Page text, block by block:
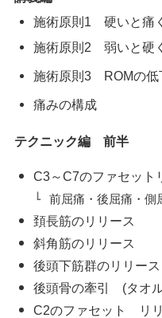
施術原則1 硬いと痛
施術原則2 弱いと硬
施術原則3 ROMの
痛みの構成
テクニック編 前半
C3～C7のファセット
前屈痛・後屈痛・側
頚長筋のリリース
斜角筋のリリース
後頭下筋群のリリース
後頭骨の牽引 (タオ
C2のファセット リ